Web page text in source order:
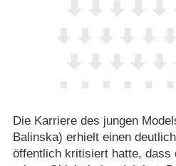
Die Karriere des jungen
Balinska) erhielt einen
öffentlich kritisiert hatte, dass